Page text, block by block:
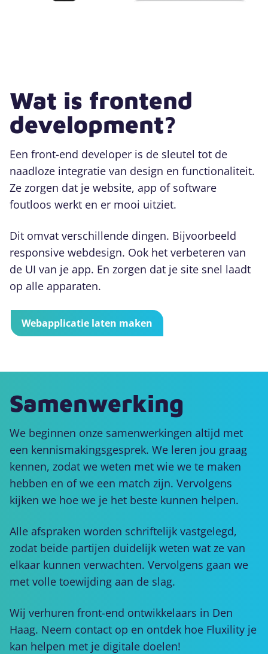
Wat is frontend
development?
Een front-end developer is de sleutel tot de
naadloze integratie van design en functionaliteit.
Ze zorgen dat je website, app of software
foutloos werkt en er mooi uitziet.
Dit omvat verschillende dingen. Bijvoorbeeld
responsive webdesign. Ook het verbeteren van
de UI van je app. En zorgen dat je site snel laadt
op alle apparaten.
Webapplicatie laten maken
Samenwerking
We beginnen onze samenwerkingen altijd met
een kennismakingsgesprek. We leren jou graag
kennen, zodat we weten met wie we te maken
hebben en of we een match zijn. Vervolgens
kijken we hoe we je het beste kunnen helpen.
Alle afspraken worden schriftelijk vastgelegd,
zodat beide partijen duidelijk weten wat ze van
elkaar kunnen verwachten. Vervolgens gaan we
met volle toewijding aan de slag.
Wij verhuren front-end ontwikkelaars in Den
Haag. Neem contact op en ontdek hoe Fluxility je
kan helpen met je digitale doelen!